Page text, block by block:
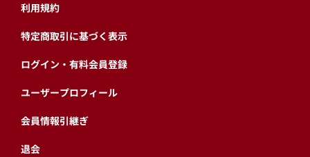
利用規約
特定商取引に基づく表示
ログイン・有料会員登録
ユーザープロフィール
会員情報引継ぎ
退会